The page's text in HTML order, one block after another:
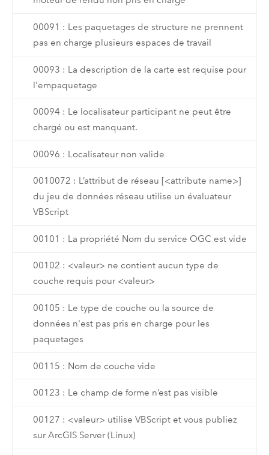
00091 : Les paquetages de structure ne prennent
pas en charge plusieurs espaces de travail
00093 : La description de la carte est requise pour
l'empaquetage
00094 : Le localisateur participant ne peut être
chargé ou est manquant.
00096 : Localisateur non valide
0010072 : L’attribut de réseau [<attribute name>]
du jeu de données réseau utilise un évaluateur
VBScript
00101 : La propriété Nom du service OGC est vide
00102 : <valeur> ne contient aucun type de
couche requis pour <valeur>
00105 : Le type de couche ou la source de
données n'est pas pris en charge pour les
paquetages
00115 : Nom de couche vide
00123 : Le champ de forme n’est pas visible
00127 : <valeur> utilise VBScript et vous publiez
sur ArcGIS Server (Linux)